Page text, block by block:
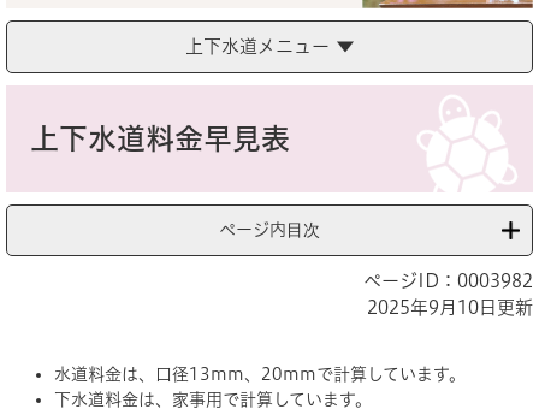
上下水道メニュー
上下水道料金早見表
ページ内目次
ページID：0003982
2025年9月10日更新
水道料金は、口径13mm、20mmで計算しています。
下水道料金は、家事用で計算しています。